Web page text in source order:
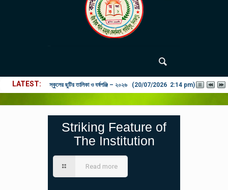
LATEST ২০২৬ শিক্ষাবর্ষে ভর্তি পুন: বিজ্ঞপ্তিঃ শিশু থেকে নবম শ্রেণি পযর্ন্ত ফরম বিতরন
Striking Feature of
The Institution
Read more